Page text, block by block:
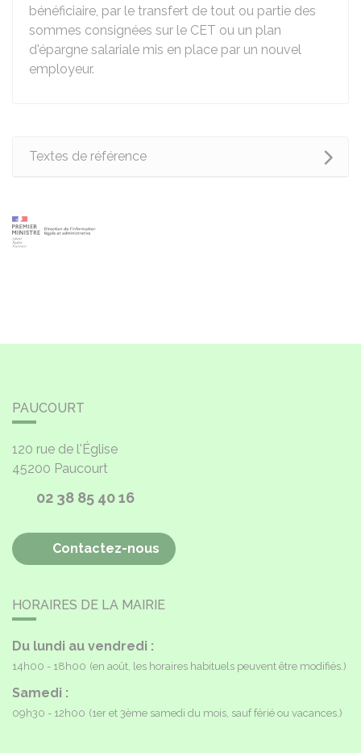
bénéficiaire, par le transfert de tout ou partie des
sommes consignées sur le CET ou un plan
d'épargne salariale mis en place par un nouvel
employeur.
Textes de référence
PAUCOURT
120 rue de l'Église
45200 Paucourt
02 38 85 40 16
Contactez-nous
HORAIRES DE LA MAIRIE
Du lundi au vendredi :
14h00 - 18h00 (en août, les horaires habituels peuvent être modifiés.)
Samedi :
09h30 - 12h00 (1er et 3ème samedi du mois, sauf férié ou vacances.)